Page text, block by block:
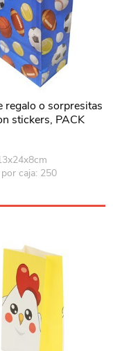
regalo o sorpresitas
stickers, PACK
fútbol
caja: 250